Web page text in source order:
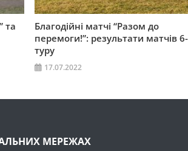
та
Благодійні матчі “Разом до
перемоги!”: результати матчів
туру
17.07.2022
МЕРЕЖАХ